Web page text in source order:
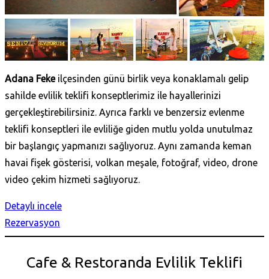
Adana Fekeilçesinden günü birlik veya konaklamalı gelip
sahilde evlilik teklifi konseptlerimiz ile hayallerinizi
gerçekleştirebilirsiniz. Ayrıca farklı ve benzersiz evlenme
teklifi konseptleri ile evliliğe giden mutlu yolda unutulmaz
bir başlangıç yapmanızı sağlıyoruz. Aynı zamanda keman
havai fişek gösterisi, volkan meşale, fotoğraf, video, drone
video çekim hizmeti sağlıyoruz.
Detaylı incele
Rezervasyon
Cafe & Restoranda Evlilik Teklifi